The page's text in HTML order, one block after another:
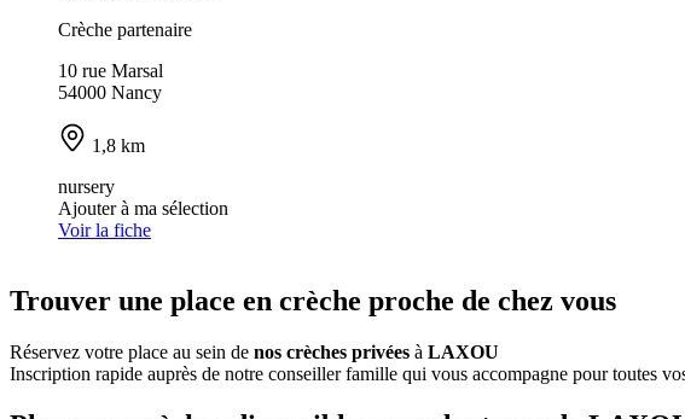
Crèche partenaire
10 rue Marsal
54000 Nancy
1,8 km
nursery
Ajouter à ma sélection
Voir la fiche
Trouver une place en crèche proche de chez vous
Réservez votre place au sein de nos crèches privées à LAXOU
Inscription rapide auprès de notre conseiller famille qui vous accompagne pour toutes